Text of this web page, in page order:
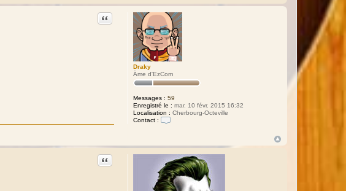
Draky
Âme d'EzCom
Messages : 59
Enregistré le : mar. 10 févr. 2015 16:32
Localisation : Cherbourg-Octeville
Contact :
t
c
t
e
r
Citation
Citation